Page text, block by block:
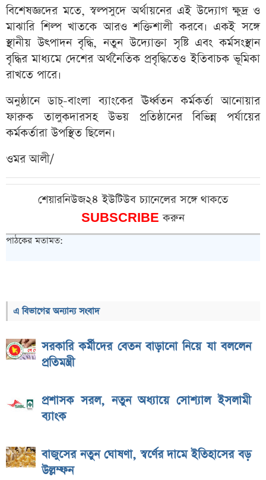
বিশেষজ্ঞদের মতে, স্বল্পসুদে অর্থায়নের এই উদ্যোগ ক্ষুদ্র ও
মাঝারি শিল্প খাতকে আরও শক্তিশালী করবে। একই সঙ্গে
স্থানীয় উৎপাদন বৃদ্ধি, নতুন উদ্যোক্তা সৃষ্টি এবং কর্মসংস্থান
বৃদ্ধির মাধ্যমে দেশের অর্থনৈতিক প্রবৃদ্ধিতেও ইতিবাচক ভূমিকা
রাখতে পারে।
অনুষ্ঠানে ডাচ্-বাংলা ব্যাংকের ঊর্ধ্বতন কর্মকর্তা আনোয়ার
ফারুক তালুকদারসহ উভয় প্রতিষ্ঠানের বিভিন্ন পর্যায়ের
কর্মকর্তারা উপস্থিত ছিলেন।
ওমর আলী/
শেয়ারনিউজ২৪ ইউটিউব চ্যানেলের সঙ্গে থাকতে
SUBSCRIBEকরুন
পাঠকের মতামত:
এ বিভাগের অন্যান্য সংবাদ
সরকারি কর্মীদের বেতন বাড়ানো নিয়ে যা বললেন
প্রতিমন্ত্রী
প্রশাসক সরল, নতুন অধ্যায়ে সোশ্যাল ইসলামী
ব্যাংক
বাজুসের নতুন ঘোষণা, স্বর্ণের দামে ইতিহাসের বড়
উল্লম্ফন